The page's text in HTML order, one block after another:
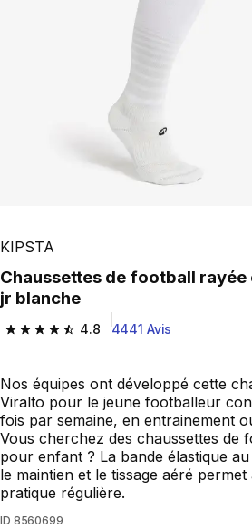
KIPSTA
Chaussettes de football rayée enfant viralto club
jr blanche
4.8
4.8 out of 5 stars from 4441 reviews
4441 Avis
Nos équipes ont développé cette
Viralto pour le jeune footballeur
fois par semaine, en entrainement
Vous cherchez des chaussettes de
pour enfant ? La bande élastique
le maintien et le tissage aéré
pratique régulière.
ID 8560699